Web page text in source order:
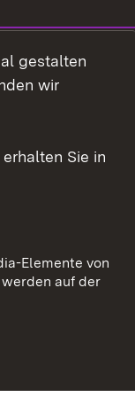
gestalten
wir
Sie in
Elemente von
auf der